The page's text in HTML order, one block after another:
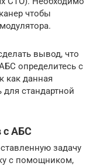
чтобы
вывод, что
определитесь с
как данная
для стандартной
с АБС
задачу
с помощником,